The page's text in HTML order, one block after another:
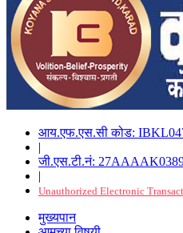
आय.एफ.एस.सी कोड:
|
जी.एस.टी.नं:
|
Unauthorized Electronic
मुख्यपान